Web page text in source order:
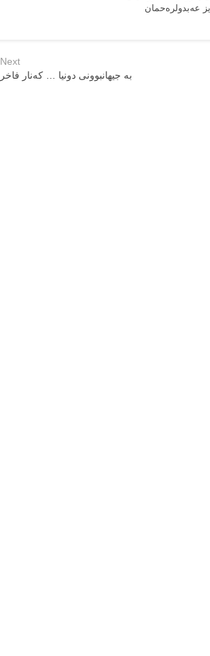
عەبدولرەحمان
Next
بە جیهانبوونی دونیا … کەنار فاخر